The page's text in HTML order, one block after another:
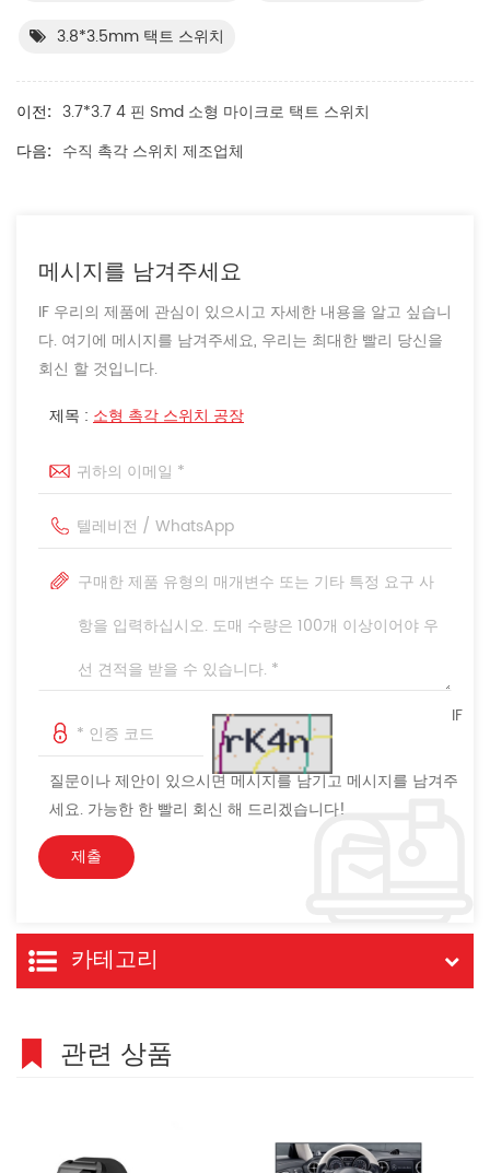
3.8*3.5mm 택트 스위치
이전: 3.7*3.7 4 핀 Smd 소형 마이크로 택트 스위치
다음: 수직 촉각 스위치 제조업체
메시지를 남겨주세요
IF 우리의 제품에 관심이 있으시고 자세한 내용을 알고 싶습니
다. 여기에 메시지를 남겨주세요, 우리는 최대한 빨리 당신을
회신 할 것입니다.
제목 : 소형 촉각 스위치 공장
IF
질문이나 제안이 있으시면 메시지를 남기고 메시지를 남겨주
세요. 가능한 한 빨리 회신 해 드리겠습니다!
카테고리
관련 상품